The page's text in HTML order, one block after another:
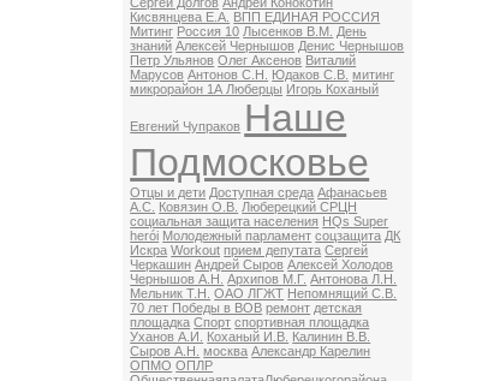
Кисвянцева Е.А. ВПП ЕДИНАЯ РОССИЯ
Митинг Россия 10 Лысенков В.М. День
знаний Алексей Чернышов Денис Чернышов
Петр Ульянов Олег Аксенов Виталий
Марусов Антонов С.Н. Юдаков С.В. митинг
микрорайон 1А Люберцы Игорь Коханый
Евгений Чупраков Наше
Подмосковье
Отцы и дети Доступная среда Афанасьев
А.С. Ковязин О.В. Люберецкий СРЦН
социальная защита населения HQs Super
herói Молодежный парламент соцзащита ДК
Искра Workout прием депутата Сергей
Черкашин Андрей Сыров Алексей Холодов
Чернышов А.Н.
Архипов М.Г. Антонова Л.Н.
Мельник Т.Н.
ОАО ЛГЖТ Непомнящий С.В.
70 лет Победы в ВОВ ремонт детская
площадка Спорт спортивная площадка
Уханов А.И.
Коханый И.В. Калинин В.В.
Сыров А.Н.
москва Александр Карелин
ОПМО ОПЛР